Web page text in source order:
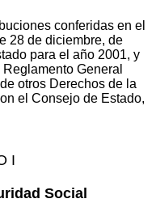
conferidas en el
28 de diciembre, de
para el año 2001, y
General
otros Derechos de la
el Consejo de Estado,
I
Social